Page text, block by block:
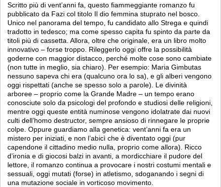
Scritto più di vent’anni fa, questo fiammeggiante romanzo fu
pubblicato da Fazi col titolo Il dio femmina stuprato nel bosco.
Unico nel panorama del tempo, fu candidato allo Strega e quindi
tradotto in tedesco; ma come spesso capita fu spinto da parte da
titoli più di cassetta. Allora, oltre che originale, era un libro molto
innovativo – forse troppo. Rileggerlo oggi offre la possibilità
goderne con maggior distacco, perché molte cose sono cambiate
(non tutte in meglio, sia chiaro). Per esempio: Maria Gimbutas
nessuno sapeva chi era (qualcuno ora lo sa), e gli alberi vengono
oggi rispettati (anche se spesso solo a parole). Le divinità
arboree – proprio come la Grande Madre – un tempo erano
conosciute solo da psicologi del profondo e studiosi delle religioni,
mentre oggi queste entità numinose vengono idolatrate dai nuovi
culti dell’homo destructor, sempre ansioso di rinnegare le proprie
colpe. Oppure guardiamo alla genetica: vent’anni fa era un
mistero per iniziati, e non l’abicì che è diventato oggi (pur
capendone il cittadino medio nulla, proprio come allora). Ricco
d’ironia e di giocosi balzi in avanti, a mordicchiare il pudore del
lettore, il romanzo continua a provocare i nostri costumi mentali e
sessuali, oggi mutati (forse) in atletismo, sdoganando i segni di
una mutazione sociale in vorticoso movimento.